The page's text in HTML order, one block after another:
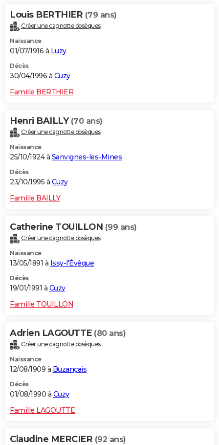
Louis BERTHIER (79 ans)
Créer une cagnotte obsèques
Naissance
01/07/1916 à Luzy
Décès
30/04/1996 à Cuzy
Famille BERTHIER
Henri BAILLY (70 ans)
Créer une cagnotte obsèques
Naissance
25/10/1924 à Sanvignes-les-Mines
Décès
23/10/1995 à Cuzy
Famille BAILLY
Catherine TOUILLON (99 ans)
Créer une cagnotte obsèques
Naissance
13/05/1891 à Issy-l'Évêque
Décès
19/01/1991 à Cuzy
Famille TOUILLON
Adrien LAGOUTTE (80 ans)
Créer une cagnotte obsèques
Naissance
12/08/1909 à Buzançais
Décès
01/08/1990 à Cuzy
Famille LAGOUTTE
Claudine MERCIER (92 ans)